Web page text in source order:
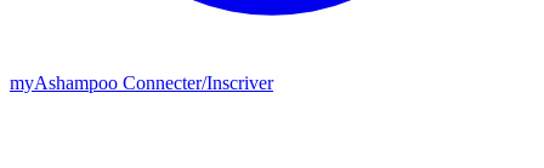
myAshampoo Connecter/Inscriver